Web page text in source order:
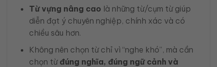
Từ vựng nâng cao là những từ/cụm từ giúp
diễn đạt ý chuyên nghiệp, chính xác và có
chiều sâu hơn.
Không nên chọn từ chỉ vì “nghe khó”, mà cần
chọn từ đúng nghĩa, đúng ngữ cảnh và